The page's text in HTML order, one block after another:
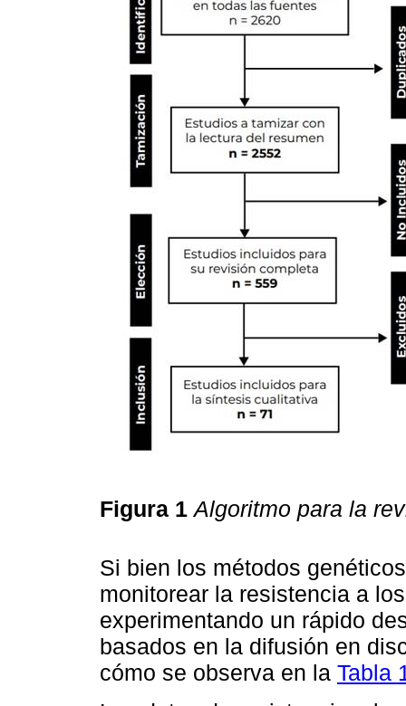
Figura 1Algoritmo para la
Si bien los métodos
monitorear la resistencia a
experimentando un rápido
basados en la difusión en
cómo se observa en la Tabla